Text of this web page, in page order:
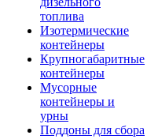
топлива
Изотермические
контейнеры
Крупногабаритные
контейнеры
Мусорные
контейнеры и
урны
Поддоны для сбора